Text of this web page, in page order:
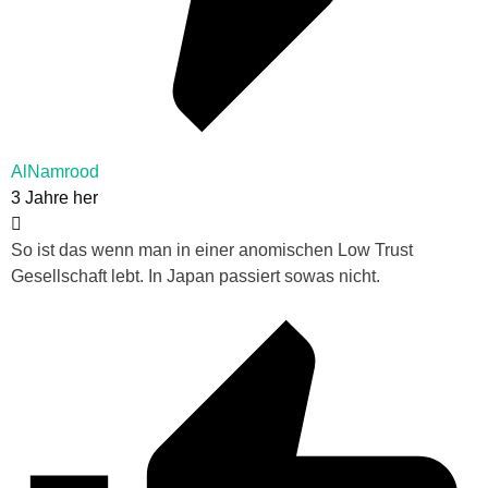
AlNamrood
3 Jahre her
So ist das wenn man in einer anomischen Low Trust
Gesellschaft lebt. In Japan passiert sowas nicht.